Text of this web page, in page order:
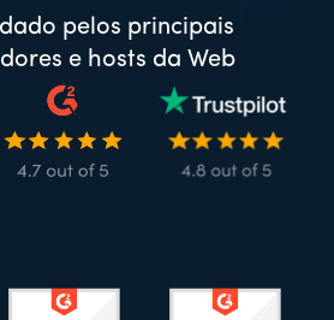
pelos principais
e hosts da Web